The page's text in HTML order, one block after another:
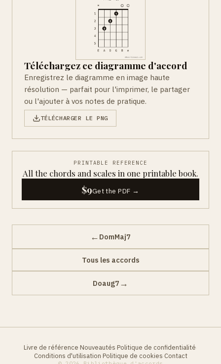
Téléchargez ce diagramme d'accord
Enregistrez le diagramme en image haute
résolution — parfait pour l'imprimer, le partager
ou l'ajouter à vos notes de pratique.
TÉLÉCHARGER LE PNG
PRINTABLE REFERENCE
All the chords and scales in one printable book.
$9Get the PDF →
← DomMaj7
Tous les accords
Doaug7 →
Livre de référence·Nouveautés·Politique de confidentialité·
Conditions d'utilisation·Politique de cookies·Contact